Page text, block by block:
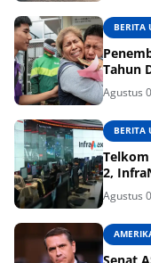
BERITA
Tahun
Agustus
BERITA
2,
Agustus
Senat